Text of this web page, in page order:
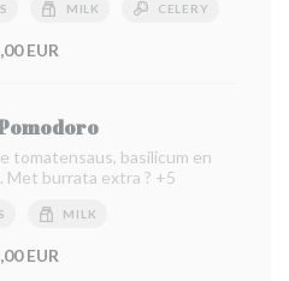
MILK CELERY
EUR
tomatensaus, basilicum en
Met burrata extra ? +5
MILK
EUR